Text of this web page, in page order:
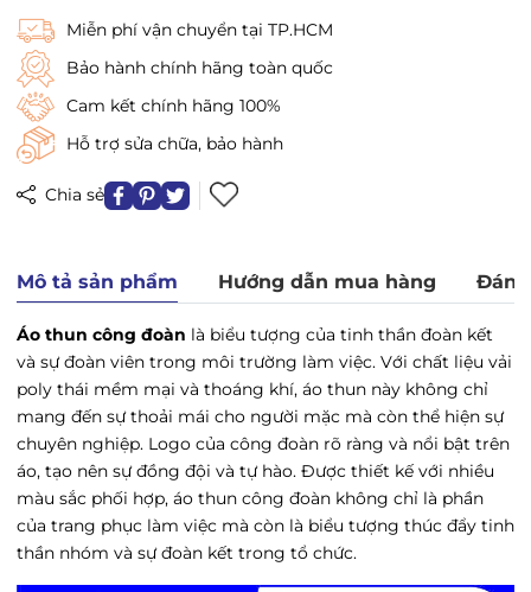
Miễn phí vận chuyển tại TP.HCM
Bảo hành chính hãng toàn quốc
Cam kết chính hãng 100%
Hỗ trợ sửa chữa, bảo hành
Chia sẻ
Mô tả sản phẩm Hướng dẫn mua hàng
Áo thun công đoàn là biểu tượng của tinh thần đoàn kết
và sự đoàn viên trong môi trường làm việc. Với chất liệu vải
poly thái mềm mại và thoáng khí, áo thun này không chỉ
mang đến sự thoải mái cho người mặc mà còn thể hiện sự
chuyên nghiệp. Logo của công đoàn rõ ràng và nổi bật trên
áo, tạo nên sự đồng đội và tự hào. Được thiết kế với nhiều
màu sắc phối hợp, áo thun công đoàn không chỉ là phần
của trang phục làm việc mà còn là biểu tượng thúc đẩy tinh
thần nhóm và sự đoàn kết trong tổ chức.